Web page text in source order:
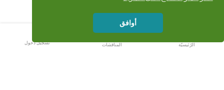
أوافق
الرّئيسيّة المناقشات تسجيل دخول